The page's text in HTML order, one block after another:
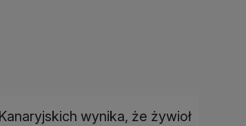
wynika, że żywioł